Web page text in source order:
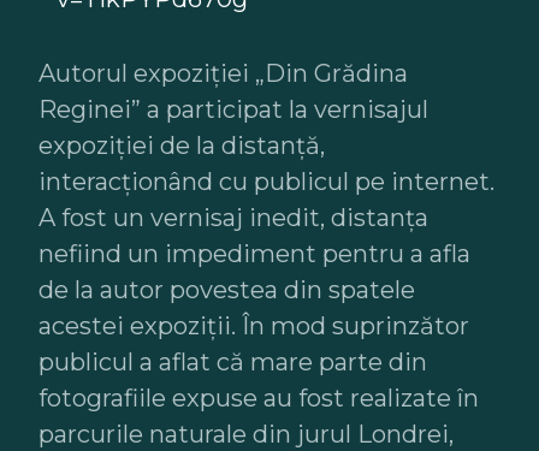
Autorul expoziției „Din Grădina
Reginei” a participat la vernisajul
expoziției de la distanță,
interacționând cu publicul pe internet.
A fost un vernisaj inedit, distanța
nefiind un impediment pentru a afla
de la autor povestea din spatele
acestei expoziții. În mod suprinzător
publicul a aflat că mare parte din
fotografiile expuse au fost realizate în
parcurile naturale din jurul Londrei,